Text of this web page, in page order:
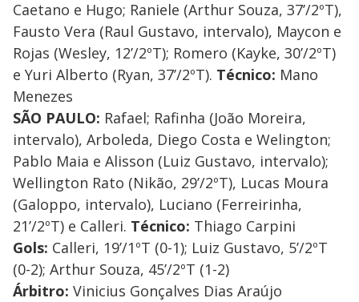
Caetano e Hugo; Raniele (Arthur Souza, 37’/2ºT),
Fausto Vera (Raul Gustavo, intervalo), Maycon e
Rojas (Wesley, 12’/2ºT); Romero (Kayke, 30’/2ºT)
e Yuri Alberto (Ryan, 37’/2ºT). Técnico: Mano
Menezes
SÃO PAULO: Rafael; Rafinha (João Moreira,
intervalo), Arboleda, Diego Costa e Welington;
Pablo Maia e Alisson (Luiz Gustavo, intervalo);
Wellington Rato (Nikão, 29’/2ºT), Lucas Moura
(Galoppo, intervalo), Luciano (Ferreirinha,
21’/2ºT) e Calleri. Técnico: Thiago Carpini
Gols: Calleri, 19’/1ºT (0-1); Luiz Gustavo, 5’/2ºT
(0-2); Arthur Souza, 45’/2ºT (1-2)
Árbitro: Vinicius Gonçalves Dias Araújo